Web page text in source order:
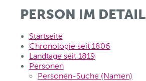
PERSON IM DETAIL
Startseite
Chronologie seit 1806
Landtage seit 1819
Personen
Personen-Suche (Namen)